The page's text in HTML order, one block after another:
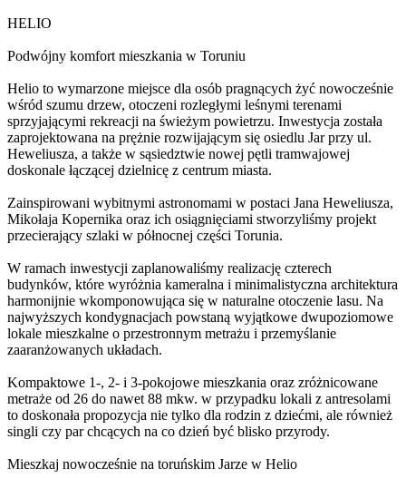
HELIO
Podwójny komfort mieszkania w Toruniu
Helio to wymarzone miejsce dla osób pragnących żyć nowocześnie
wśród szumu drzew, otoczeni rozległymi leśnymi terenami
sprzyjającymi rekreacji na świeżym powietrzu. Inwestycja została
zaprojektowana na prężnie rozwijającym się osiedlu Jar przy ul.
Heweliusza, a także w sąsiedztwie nowej pętli tramwajowej
doskonale łączącej dzielnicę z centrum miasta.
Zainspirowani wybitnymi astronomami w postaci Jana Heweliusza,
Mikołaja Kopernika oraz ich osiągnięciami stworzyliśmy projekt
przecierający szlaki w północnej części Torunia.
W ramach inwestycji zaplanowaliśmy realizację czterech
budynków, które wyróżnia kameralna i minimalistyczna architektura
harmonijnie wkomponowująca się w naturalne otoczenie lasu. Na
najwyższych kondygnacjach powstaną wyjątkowe dwupoziomowe
lokale mieszkalne o przestronnym metrażu i przemyślanie
zaaranżowanych układach.
Kompaktowe 1-, 2- i 3-pokojowe mieszkania oraz zróżnicowane
metraże od 26 do nawet 88 mkw. w przypadku lokali z antresolami
to doskonała propozycja nie tylko dla rodzin z dziećmi, ale również
singli czy par chcących na co dzień być blisko przyrody.
Mieszkaj nowocześnie na toruńskim Jarze w Helio